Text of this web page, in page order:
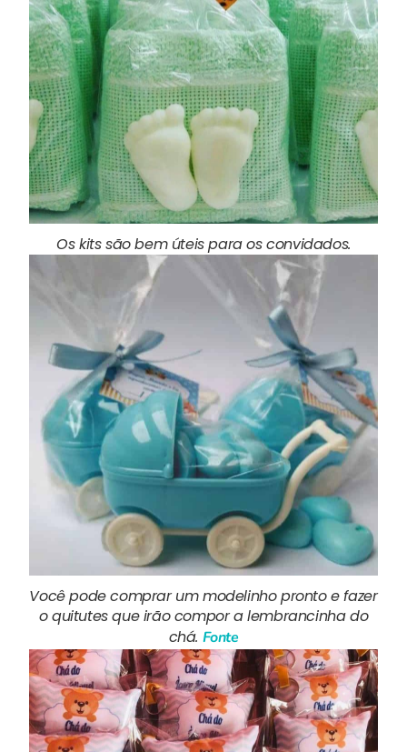
Os kits são bem úteis para os convidados.
Você pode comprar um modelinho pronto e fazer
o quitutes que irão compor a lembrancinha do
chá. Fonte